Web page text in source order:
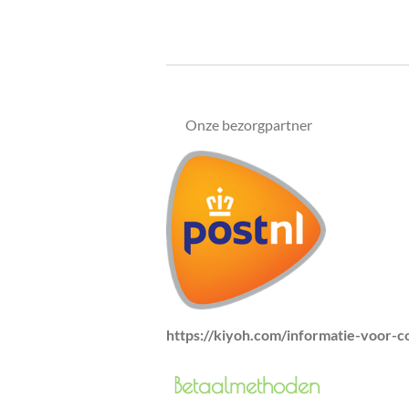
Onze bezorgpartner
https://kiyoh.com/informatie-voor-